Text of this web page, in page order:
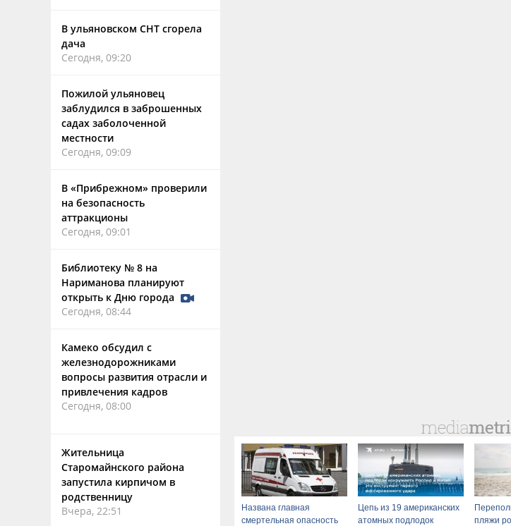
В ульяновском СНТ сгорела
дача
Сегодня, 09:20
Пожилой ульяновец
заблудился в заброшенных
садах заболоченной
местности
Сегодня, 09:09
В «Прибрежном» проверили
на безопасность
аттракционы
Сегодня, 09:01
Библиотеку № 8 на
Нариманова планируют
открыть к Дню города
Сегодня, 08:44
Камеко обсудил с
железнодорожниками
вопросы развития отрасли и
привлечения кадров
Сегодня, 08:00
Жительница
Старомайнского района
запустила кирпичом в
родственницу
Вчера, 22:51
Названа главная
смертельная опасность
Цепь из 19 американских
атомных подлодок
пляжи